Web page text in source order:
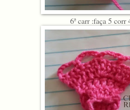
6ª carr :faça 5 corr